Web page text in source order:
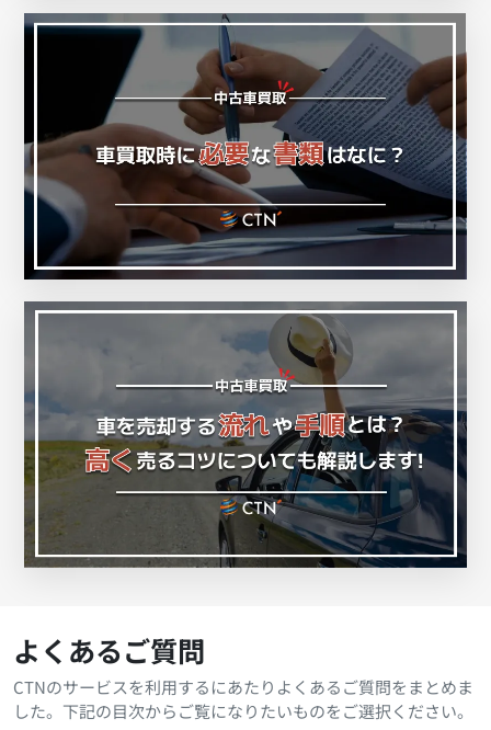
よくあるご質問
CTNのサービスを利用するにあたりよくあるご質問をまとめま
した。下記の目次からご覧になりたいものをご選択ください。